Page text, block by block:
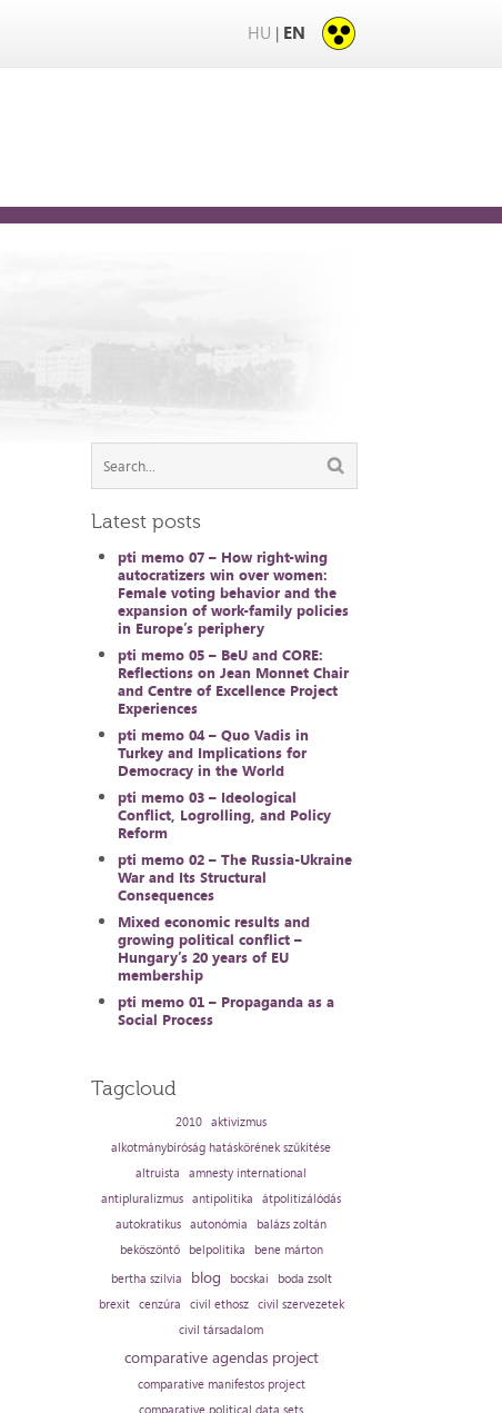
HU | EN
Latest posts
pti memo 07 – How right-wing
autocratizers win over women:
Female voting behavior and the
expansion of work-family policies
in Europe’s periphery
pti memo 05 – BeU and CORE:
Reflections on Jean Monnet Chair
and Centre of Excellence Project
Experiences
pti memo 04 – Quo Vadis in
Turkey and Implications for
Democracy in the World
pti memo 03 – Ideological
Conflict, Logrolling, and Policy
Reform
pti memo 02 – The Russia-Ukraine
War and Its Structural
Consequences
Mixed economic results and
growing political conflict –
Hungary’s 20 years of EU
membership
pti memo 01 – Propaganda as a
Social Process
Tagcloud
2010 aktivizmus
alkotmánybíróság hatáskörének szűkítése
altruista
amnesty international
antipluralizmus antipolitika
átpolitizálódás
autokratikus autonómia
balázs zoltán
beköszöntő
belpolitika
bene márton
bertha szilvia
blog bocskai
boda zsolt
brexit cenzúra civil ethosz civil szervezetek
civil társadalom
comparative agendas project
comparative manifestos project
comparative political data sets